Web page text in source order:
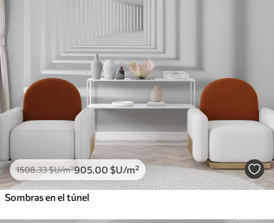
1508.33$U/m²905 .00 $U/m²
Sombras en el túnel